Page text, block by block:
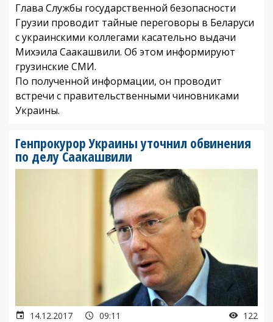
Глава Службы государственной безопасности
Грузии проводит тайные переговоры в Беларуси
с украинскими коллегами касательно выдачи
Михэила Саакашвили. Об этом информируют
грузинские СМИ.
По полученной информации, он проводит
встречи с правительственными чиновниками
Украины.
Генпрокурор Украины уточнил обвинения
по делу Саакашвили
14.12.2017 09:11 122